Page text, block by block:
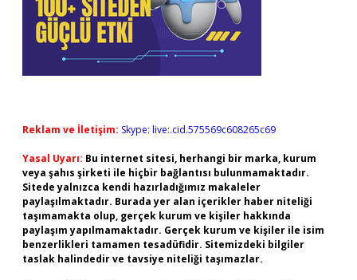
Reklam ve İletişim: Skype: live:.cid.575569c608265c69
Yasal Uyarı: Bu internet sitesi, herhangi bir marka, kurum
veya şahıs şirketi ile hiçbir bağlantısı bulunmamaktadır.
Sitede yalnızca kendi hazırladığımız makaleler
paylaşılmaktadır. Burada yer alan içerikler haber niteliği
taşımamakta olup, gerçek kurum ve kişiler hakkında
paylaşım yapılmamaktadır. Gerçek kurum ve kişiler ile isim
benzerlikleri tamamen tesadüfidir. Sitemizdeki bilgiler
taslak halindedir ve tavsiye niteliği taşımazlar.